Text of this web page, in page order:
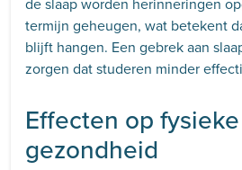
termijn geheugen, wat betekent
blijft hangen. Een gebrek aan
zorgen dat studeren minder
Effecten op
gezondheid